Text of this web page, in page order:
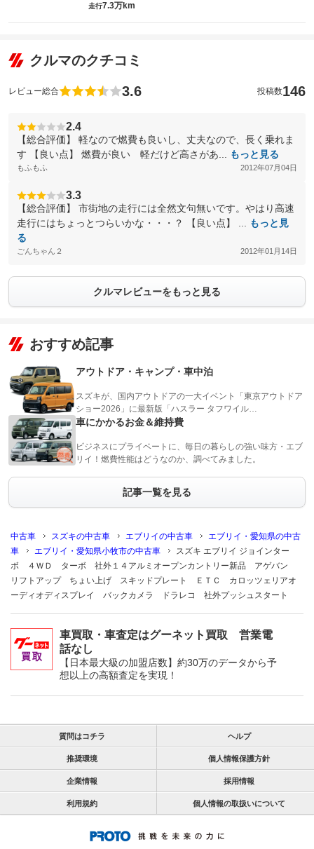
走行7.3万km
クルマのクチコミ
レビュー総合 3.6 投稿数146
2.4
【総合評価】 軽なので燃費も良いし、丈夫なので、長く乗れま
す 【良い点】 燃費が良い 軽だけど高さがあ...
もっと見る
もふもふ 2012年07月04日
3.3
【総合評価】 市街地の走行には全然文句無いです。やはり高速
走行にはちょっとつらいかな・・・？ 【良い点】 ...
もっと見
る
ごんちゃん２ 2012年01月14日
クルマレビューをもっと見る
おすすめ記事
アウトドア・キャンプ・車中泊
スズキが、国内アウトドアの一大イベント「東京アウトドア
ショー2026」に最新版「ハスラー タフワイル…
車にかかるお金＆維持費
ビジネスにプライベートに、毎日の暮らしの強い味方・エブ
リイ！燃費性能はどうなのか、調べてみました。
記事一覧を見る
中古車 スズキの中古車 エブリイの中古車
エブリイ・愛知県の中古
車
エブリイ・愛知県小牧市の中古車
スズキ エブリイ ジョインター
ボ ４ＷＤ ターボ 社外１４アルミオープンカントリー新品 アゲバン
リフトアップ ちょい上げ スキッドプレート ＥＴＣ カロッツェリアオ
ーディオディスプレイ バックカメラ ドラレコ 社外プッシュスタート
車買取・車査定はグーネット買取 営業電
話なし
【日本最大級の加盟店数】約30万のデータから予
想以上の高額査定を実現！
質問はコチラ ヘルプ
推奨環境 個人情報保護方針
企業情報 採用情報
利用規約 個人情報の取扱いについて